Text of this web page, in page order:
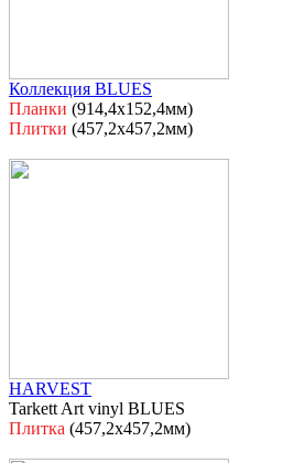
Коллекция BLUES
Планки (914,4х152,4мм)
Плитки (457,2х457,2мм)
HARVEST
Tarkett Art vinyl BLUES
Плитка (457,2х457,2мм)